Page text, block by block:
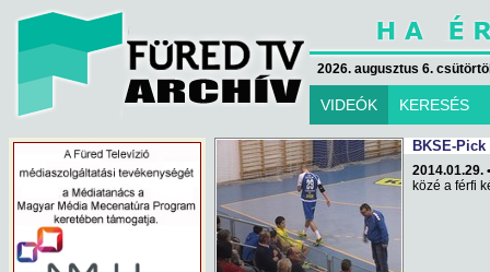
2026. augusztus 6.
VIDEÓK KERESÉS
BKSE-
2014.01.29.
közé a férfi